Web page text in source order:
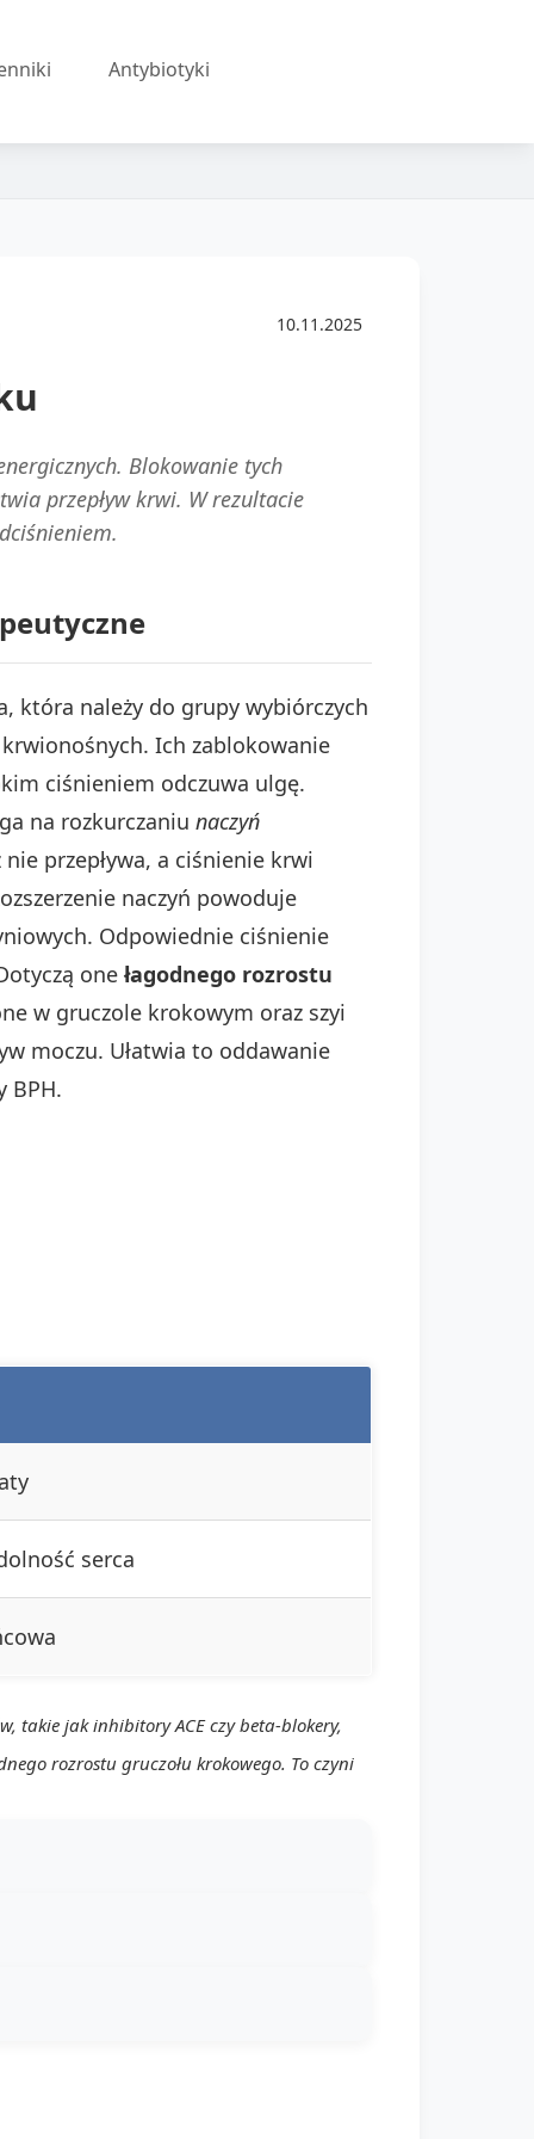
Antybiotyki
10.11.2025
Blokowanie tych
przepływ krwi. W rezultacie
która należy do grupy wybiórczych
Ich zablokowanie
ciśnieniem odczuwa ulgę.
na rozkurczaniu naczyń
nie przepływa, a ciśnienie krwi
naczyń powoduje
Odpowiednie ciśnienie
one łagodnego rozrostu
w gruczole krokowym oraz szyi
moczu. Ułatwia to oddawanie
BPH.
serca
takie jak inhibitory ACE czy beta-blokery,
rozrostu gruczołu krokowego. To czyni